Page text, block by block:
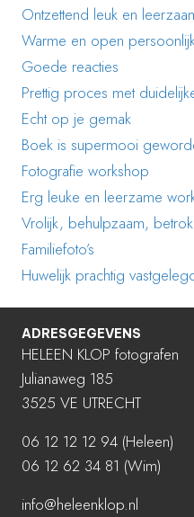
Ontzettend leuk en
Warme en open
Goede reacties
Prettig proces met
Echt op je gemak
Boek is supermooi
Fotografie workshop
Erg leuke en leerzame
Vrolijk, behulpzaam,
Familiefoto’s
Huwelijk prachtig
ADRESGEGEVENS
HELEEN KLOP fotografen
Julianaweg 185
3525 VE UTRECHT
06 12 12 12 94 (Heleen)
06 12 62 34 81 (Wim)
info@heleenklop.nl